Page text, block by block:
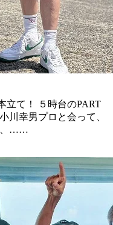
立て！ ５時台のPART
川幸男プロと会って、
、……